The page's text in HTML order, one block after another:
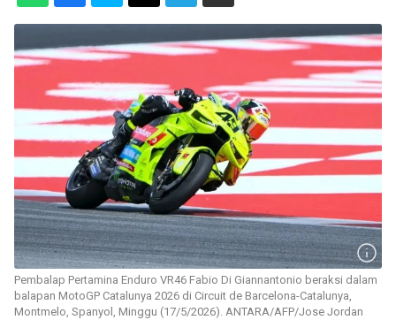
Pembalap Pertamina Enduro VR46 Fabio Di Giannantonio beraksi dalam
balapan MotoGP Catalunya 2026 di Circuit de Barcelona-Catalunya,
Montmelo, Spanyol, Minggu (17/5/2026). ANTARA/AFP/Jose Jordan